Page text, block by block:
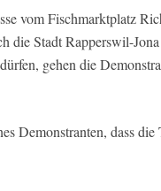
vom Fischmarktplatz
die Stadt Rapperswil-
gehen die
Demonstranten, dass